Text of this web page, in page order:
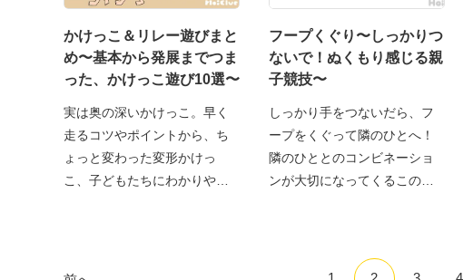
かけっこ＆リレー遊びまと
め〜基本から発展までつま
った、かけっこ遊び10選〜
実は奥の深いかけっこ。早く
走るコツやポイントから、ち
ょっと変わった変形かけっ
こ、子どもたちにわかりやす
フープくぐり〜しっかりつ
ないで！ぬくもり感じる親
子競技〜
しっかり手をつないだら、フ
ープをくぐって隣のひとへ！
隣のひととのコンビネーショ
ンが大切になってくるこの競